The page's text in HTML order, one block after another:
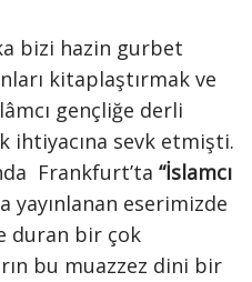
bizi hazin gurbet
kitaplaştırmak ve
gençliğe derli
ihtiyacına sevk etmişti.
Frankfurt’ta “İslamcı
yayınlanan eserimizde
duran bir çok
bu muazzez dini bir